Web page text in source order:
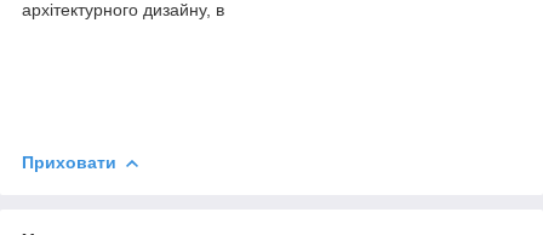
архітектурного дизайну, в
Приховати